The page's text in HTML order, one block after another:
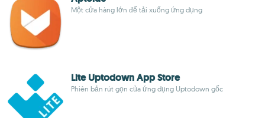
Một cửa hàng lớn để tải xuống ứng dụng
Lite Uptodown App Store
Phiên bản rút gọn của ứng dụng Uptodown gốc